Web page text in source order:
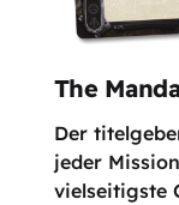
The
Der
jeder
vielseitigste